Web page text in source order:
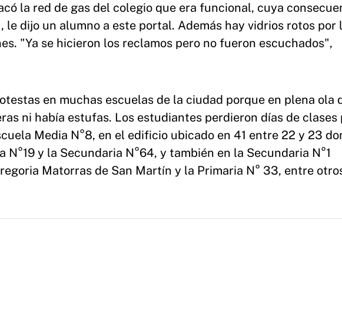
la red de gas del colegio que era funcional, cuya
le dijo un alumno a este portal. Además hay vidrios rotos por
"Ya se hicieron los reclamos pero no fueron escuchados",
en muchas escuelas de la ciudad porque en plena ola
ni había estufas. Los estudiantes perdieron días de clases
Media N°8, en el edificio ubicado en 41 entre 22 y 23
y la Secundaria N°64, y también en la Secundaria N°1
Matorras de San Martín y la Primaria N° 33, entre